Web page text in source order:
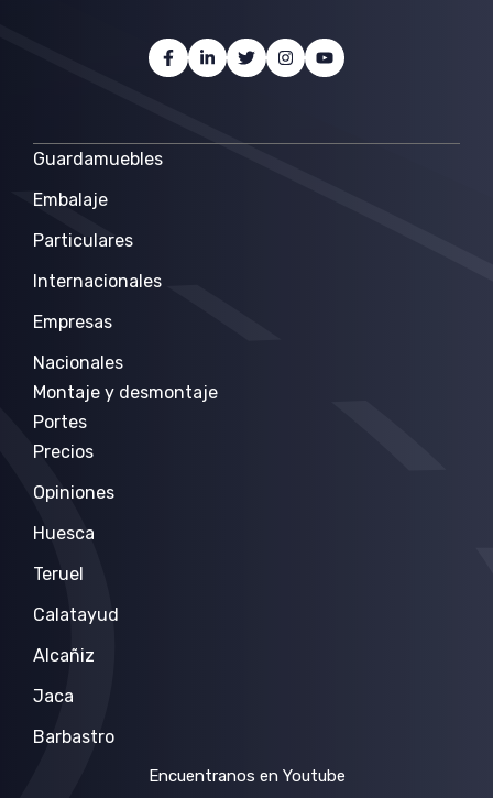
Guardamuebles
Embalaje
Particulares
Internacionales
Empresas
Nacionales
Montaje y desmontaje
Portes
Precios
Opiniones
Huesca
Teruel
Calatayud
Alcañiz
Jaca
Barbastro
Encuentranos en Youtube